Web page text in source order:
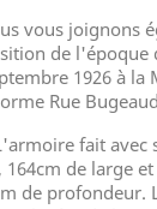
vous joignons
de l'époque
1926 à la
Rue
fait avec
de large
de profondeur.